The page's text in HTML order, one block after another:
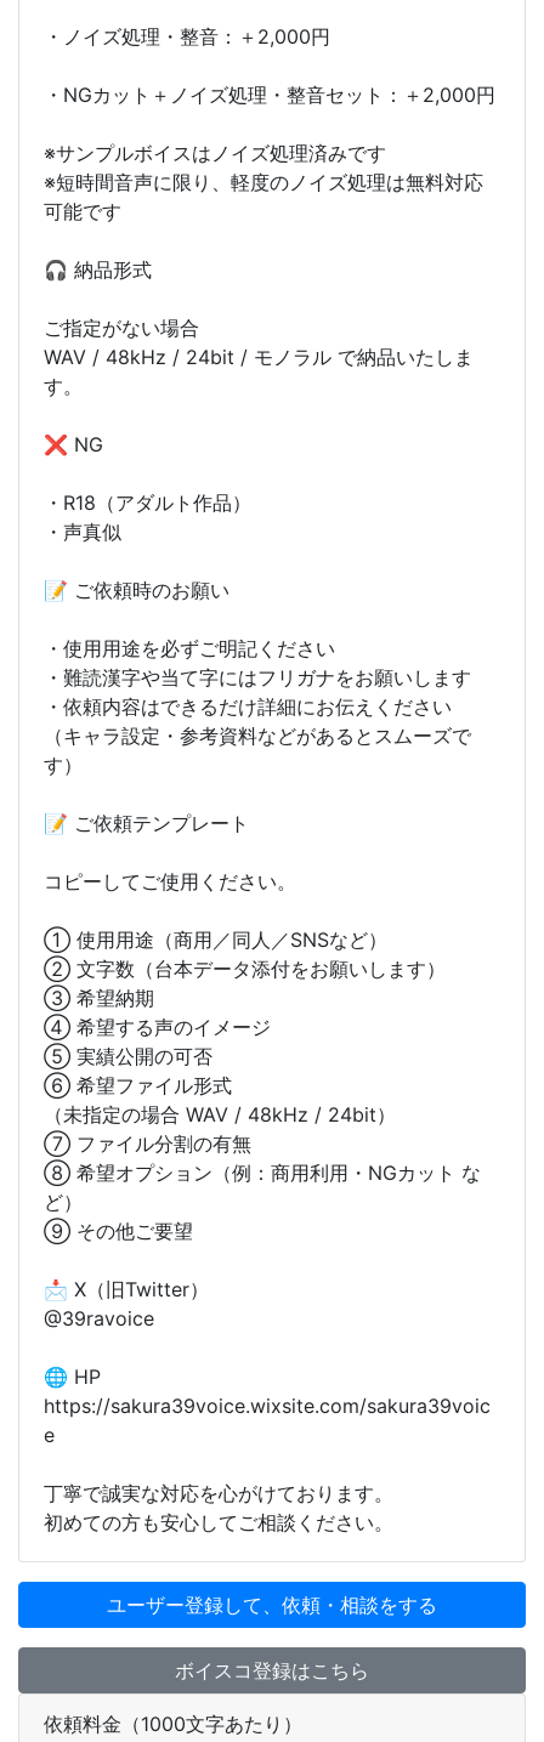
・ノイズ処理・整音：＋2,000円
・NGカット＋ノイズ処理・整音セット：＋2,000円
※サンプルボイスはノイズ処理済みです
※短時間音声に限り、軽度のノイズ処理は無料対応
可能です
🎧 納品形式
ご指定がない場合
WAV / 48kHz / 24bit / モノラル で納品いたしま
す。
❌ NG
・R18（アダルト作品）
・声真似
📝 ご依頼時のお願い
・使用用途を必ずご明記ください
・難読漢字や当て字にはフリガナをお願いします
・依頼内容はできるだけ詳細にお伝えください
（キャラ設定・参考資料などがあるとスムーズで
す）
📝 ご依頼テンプレート
コピーしてご使用ください。
① 使用用途（商用／同人／SNSなど）
② 文字数（台本データ添付をお願いします）
③ 希望納期
④ 希望する声のイメージ
⑤ 実績公開の可否
⑥ 希望ファイル形式
（未指定の場合 WAV / 48kHz / 24bit）
⑦ ファイル分割の有無
⑧ 希望オプション（例：商用利用・NGカット な
ど）
⑨ その他ご要望
📩 X（旧Twitter）
@39ravoice
🌐 HP
https://sakura39voice.wixsite.com/sakura39voic
e
丁寧で誠実な対応を心がけております。
初めての方も安心してご相談ください。
ユーザー登録して、依頼・相談をする
ボイスコ登録はこちら
依頼料金（1000文字あたり）